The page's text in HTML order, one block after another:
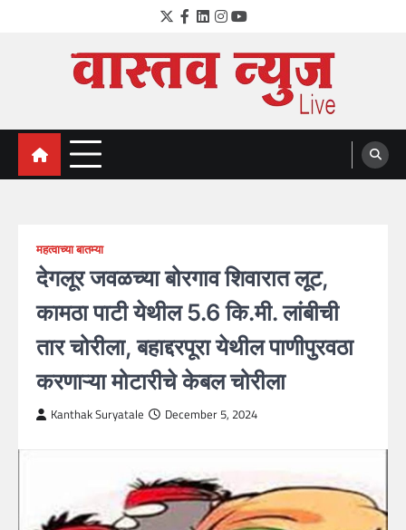
Twitter
Facebook
LinkedIn
Instagram
YouTube
VastavNEWSLive.com
a leading NEWS portal of Maharahstra
महत्वाच्या बातम्या
देगलूर जवळच्या बोरगाव शिवारात लूट,
कामठा पाटी येथील 5.6 कि.मी. लांबीची
तार चोरीला, बहाद्दरपूरा येथील पाणीपुरवठा
करणाऱ्या मोटारीचे केबल चोरीला
Kanthak Suryatale December 5, 2024